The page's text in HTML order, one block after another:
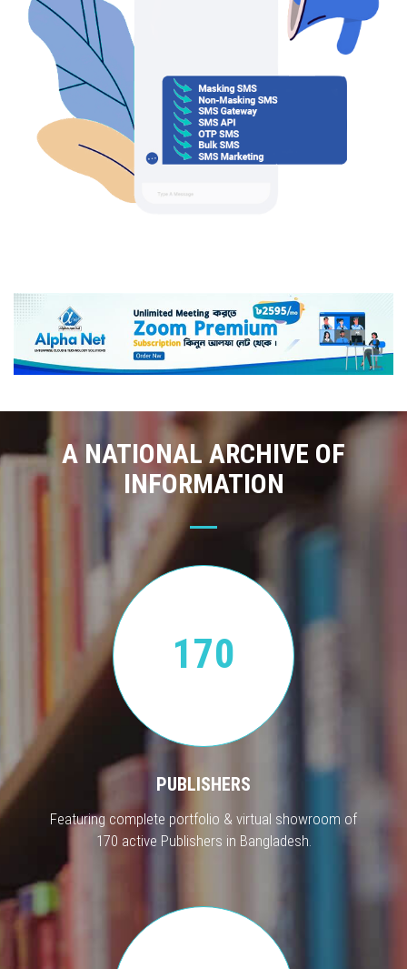
A NATIONAL ARCHIVE OF
INFORMATION
170
PUBLISHERS
Featuring complete portfolio & virtual showroom of
170 active Publishers in Bangladesh.